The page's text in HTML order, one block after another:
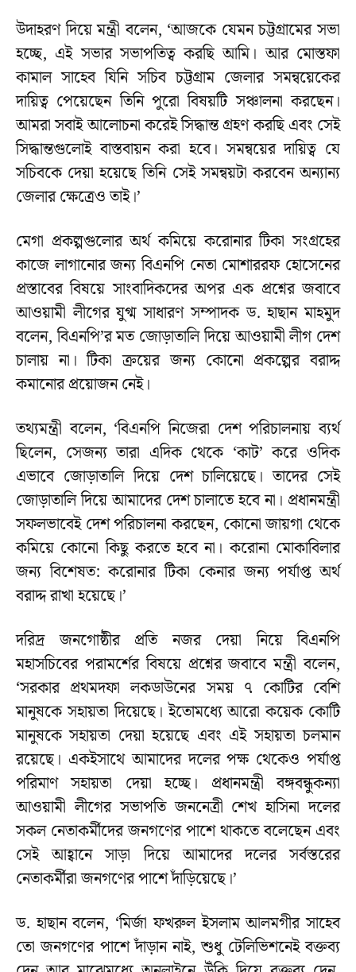
উদাহরণ দিয়ে মন্ত্রী বলেন, ‘আজকে যেমন চট্টগ্রামের সভা
হচ্ছে, এই সভার সভাপতিত্ব করছি আমি। আর মোস্তফা
কামাল সাহেব যিনি সচিব চট্টগ্রাম জেলার সমন্বয়েকের
দায়িত্ব পেয়েছেন তিনি পুরো বিষয়টি সঞ্চালনা করছেন।
আমরা সবাই আলোচনা করেই সিদ্ধান্ত গ্রহণ করছি এবং সেই
সিদ্ধান্তগুলোই বাস্তবায়ন করা হবে। সমন্বয়ের দায়িত্ব যে
সচিবকে দেয়া হয়েছে তিনি সেই সমন্বয়টা করবেন অন্যান্য
জেলার ক্ষেত্রেও তাই।’
মেগা প্রকল্পগুলোর অর্থ কমিয়ে করোনার টিকা সংগ্রহের
কাজে লাগানোর জন্য বিএনপি নেতা মোশাররফ হোসেনের
প্রস্তাবের বিষয়ে সাংবাদিকদের অপর এক প্রশ্নের জবাবে
আওয়ামী লীগের যুগ্ম সাধারণ সম্পাদক ড. হাছান মাহমুদ
বলেন, বিএনপি’র মত জোড়াতালি দিয়ে আওয়ামী লীগ দেশ
চালায় না। টিকা ক্রয়ের জন্য কোনো প্রকল্পের বরাদ্দ
কমানোর প্রয়োজন নেই।
তথ্যমন্ত্রী বলেন, ‘বিএনপি নিজেরা দেশ পরিচালনায় ব্যর্থ
ছিলেন, সেজন্য তারা এদিক থেকে ‘কাট’ করে ওদিক
এভাবে জোড়াতালি দিয়ে দেশ চালিয়েছে। তাদের সেই
জোড়াতালি দিয়ে আমাদের দেশ চালাতে হবে না। প্রধানমন্ত্রী
সফলভাবেই দেশ পরিচালনা করছেন, কোনো জায়গা থেকে
কমিয়ে কোনো কিছু করতে হবে না। করোনা মোকাবিলার
জন্য বিশেষত: করোনার টিকা কেনার জন্য পর্যাপ্ত অর্থ
বরাদ্দ রাখা হয়েছে।’
দরিদ্র জনগোষ্ঠীর প্রতি নজর দেয়া নিয়ে বিএনপি
মহাসচিবের পরামর্শের বিষয়ে প্রশ্নের জবাবে মন্ত্রী বলেন,
‘সরকার প্রথমদফা লকডাউনের সময় ৭ কোটির বেশি
মানুষকে সহায়তা দিয়েছে। ইতোমধ্যে আরো কয়েক কোটি
মানুষকে সহায়তা দেয়া হয়েছে এবং এই সহায়তা চলমান
রয়েছে। একইসাথে আমাদের দলের পক্ষ থেকেও পর্যাপ্ত
পরিমাণ সহায়তা দেয়া হচ্ছে। প্রধানমন্ত্রী বঙ্গবন্ধুকন্যা
আওয়ামী লীগের সভাপতি জননেত্রী শেখ হাসিনা দলের
সকল নেতাকর্মীদের জনগণের পাশে থাকতে বলেছেন এবং
সেই আহ্বানে সাড়া দিয়ে আমাদের দলের সর্বস্তরের
নেতাকর্মীরা জনগণের পাশে দাঁড়িয়েছে।’
ড. হাছান বলেন, ‘মির্জা ফখরুল ইসলাম আলমগীর সাহেব
তো জনগণের পাশে দাঁড়ান নাই, শুধু টেলিভিশনেই বক্তব্য